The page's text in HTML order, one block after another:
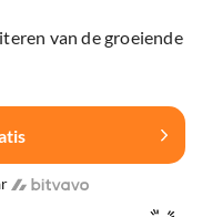
van de groeiende